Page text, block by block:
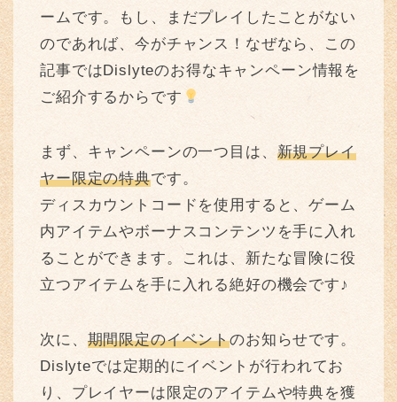
ームです。もし、まだプレイしたことがない
のであれば、今がチャンス！なぜなら、この
記事ではDislyteのお得なキャンペーン情報を
ご紹介するからです
まず、キャンペーンの一つ目は、 新規プレイ
ヤー限定の特典です。
ディスカウントコードを使用すると、ゲーム
内アイテムやボーナスコンテンツを手に入れ
ることができます。これは、新たな冒険に役
立つアイテムを手に入れる絶好の機会です♪
次に、 期間限定のイベントのお知らせです。
Dislyteでは定期的にイベントが行われてお
り、プレイヤーは限定のアイテムや特典を獲